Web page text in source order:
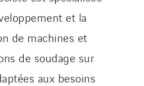
et la
de machines et
de soudage sur
aux besoins